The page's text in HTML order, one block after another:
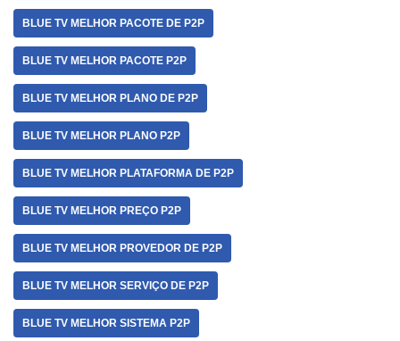
BLUE TV MELHOR PACOTE DE P2P
BLUE TV MELHOR PACOTE P2P
BLUE TV MELHOR PLANO DE P2P
BLUE TV MELHOR PLANO P2P
BLUE TV MELHOR PLATAFORMA DE P2P
BLUE TV MELHOR PREÇO P2P
BLUE TV MELHOR PROVEDOR DE P2P
BLUE TV MELHOR SERVIÇO DE P2P
BLUE TV MELHOR SISTEMA P2P